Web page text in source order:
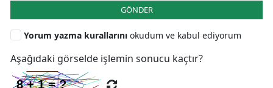
GÖNDER
Yorum yazma kurallarını okudum ve kabul ediyorum
Aşağıdaki görselde işlemin sonucu kaçtır?